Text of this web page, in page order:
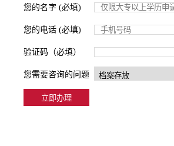
您的名字 (必填)
您的电话 (必填)
验证码（必填）
您需要咨询的问题